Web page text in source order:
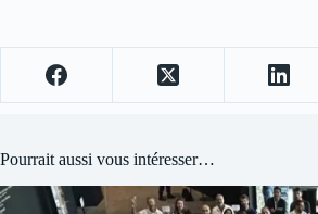
Pourrait aussi vous intéresser…